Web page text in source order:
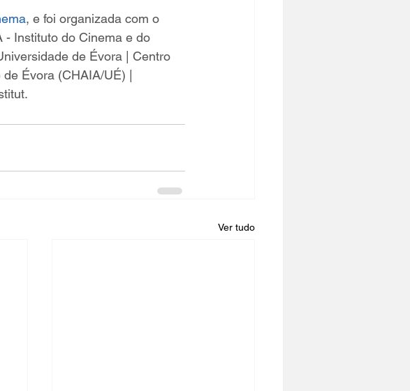
, e foi organizada com o
- Instituto do Cinema e do
de Évora | Centro
Évora (CHAIA/UÉ) |
Ver tudo